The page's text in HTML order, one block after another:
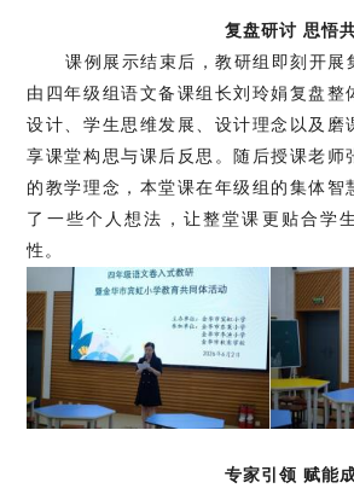
复盘研讨 思悟
课例展示结束后，教研组即刻开展
由四年级组语文备课组长刘玲娟复盘整
设计、学生思维发展、设计理念以及磨
享课堂构思与课后反思。随后授课老师
的教学理念，本堂课在年级组的集体智
了一些个人想法，让整堂课更贴合学
性。
专家引领 赋能